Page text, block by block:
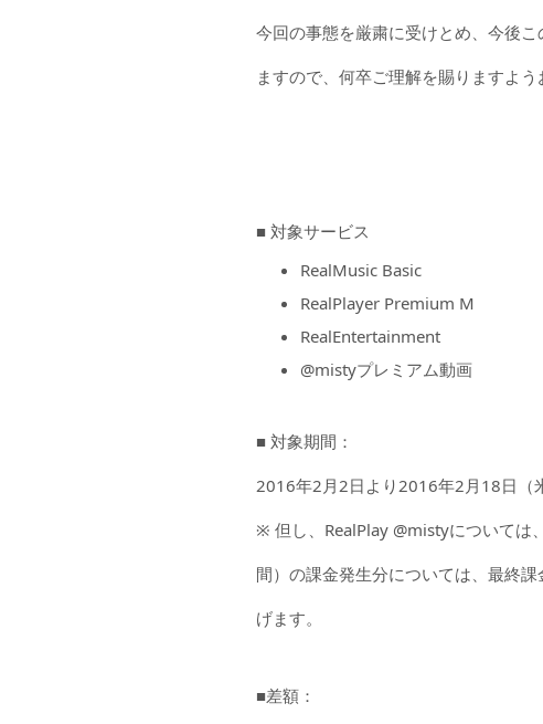
今回の事態を厳粛に受けとめ、今後
ますので、何卒ご理解を賜りますよう
■ 対象サービス
RealMusic Basic
RealPlayer Premium M
RealEntertainment
@mistyプレミアム動画
■ 対象期間：
2016年2月2日より2016年2月18日（
※ 但し、RealPlay @mistyについて
間）の課金発生分については、最終
げます。
■差額：